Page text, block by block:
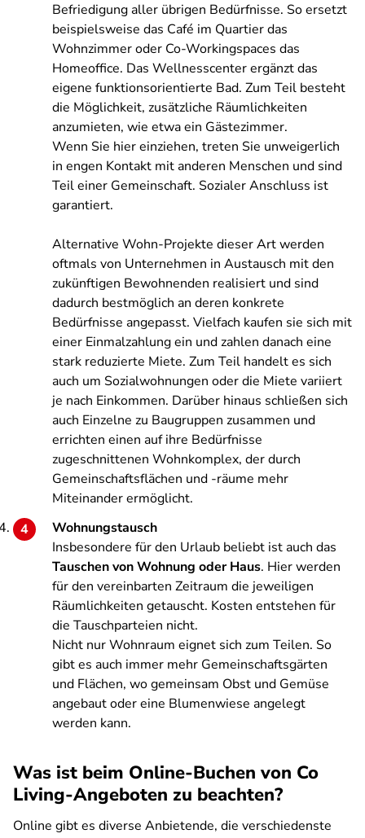
Befriedigung aller übrigen Bedürfnisse. So ersetzt
beispielsweise das Café im Quartier das
Wohnzimmer oder Co-Workingspaces das
Homeoffice. Das Wellnesscenter ergänzt das
eigene funktionsorientierte Bad. Zum Teil besteht
die Möglichkeit, zusätzliche Räumlichkeiten
anzumieten, wie etwa ein Gästezimmer.
Wenn Sie hier einziehen, treten Sie unweigerlich
in engen Kontakt mit anderen Menschen und sind
Teil einer Gemeinschaft. Sozialer Anschluss ist
garantiert.
Alternative Wohn-Projekte dieser Art werden
oftmals von Unternehmen in Austausch mit den
zukünftigen Bewohnenden realisiert und sind
dadurch bestmöglich an deren konkrete
Bedürfnisse angepasst. Vielfach kaufen sie sich mit
einer Einmalzahlung ein und zahlen danach eine
stark reduzierte Miete. Zum Teil handelt es sich
auch um Sozialwohnungen oder die Miete variiert
je nach Einkommen. Darüber hinaus schließen sich
auch Einzelne zu Baugruppen zusammen und
errichten einen auf ihre Bedürfnisse
zugeschnittenen Wohnkomplex, der durch
Gemeinschaftsflächen und -räume mehr
Miteinander ermöglicht.
Wohnungstausch
Insbesondere für den Urlaub beliebt ist auch das
Tauschen von Wohnung oder Haus. Hier werden
für den vereinbarten Zeitraum die jeweiligen
Räumlichkeiten getauscht. Kosten entstehen für
die Tauschparteien nicht.
Nicht nur Wohnraum eignet sich zum Teilen. So
gibt es auch immer mehr Gemeinschaftsgärten
und Flächen, wo gemeinsam Obst und Gemüse
angebaut oder eine Blumenwiese angelegt
werden kann.
Was ist beim Online-Buchen von Co
Living-Angeboten zu beachten?
Online gibt es diverse Anbietende, die verschiedenste